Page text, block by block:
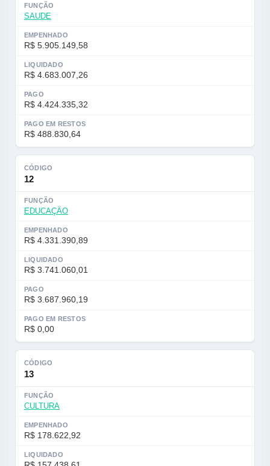
FUNÇÃO
SAUDE
EMPENHADO
R$ 5.905.149,58
LIQUIDADO
R$ 4.683.007,26
PAGO
R$ 4.424.335,32
PAGO EM RESTOS
R$ 488.830,64
CÓDIGO
12
FUNÇÃO
EDUCAÇÄO
EMPENHADO
R$ 4.331.390,89
LIQUIDADO
R$ 3.741.060,01
PAGO
R$ 3.687.960,19
PAGO EM RESTOS
R$ 0,00
CÓDIGO
13
FUNÇÃO
CULTURA
EMPENHADO
R$ 178.622,92
LIQUIDADO